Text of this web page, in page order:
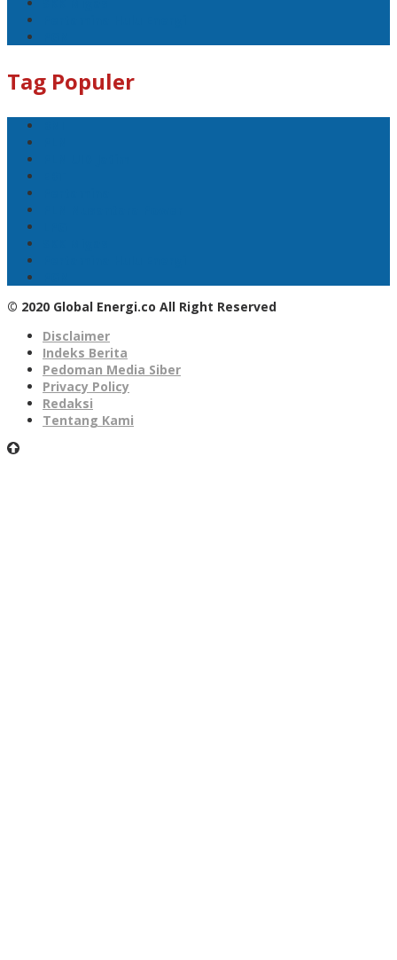
Tag Populer
© 2020 Global Energi.co All Right Reserved
Disclaimer
Indeks Berita
Pedoman Media Siber
Privacy Policy
Redaksi
Tentang Kami